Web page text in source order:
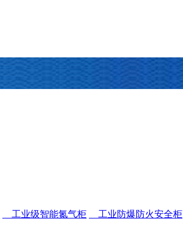
工业级智能氮气柜 工业防爆防火安全柜